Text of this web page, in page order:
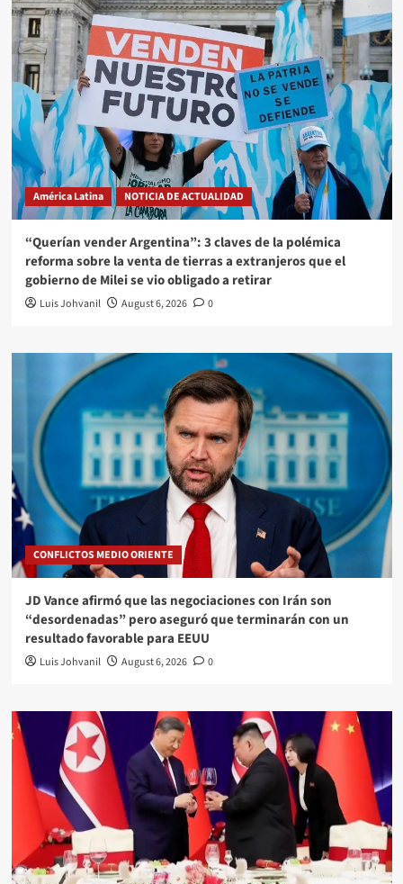
América Latina NOTICIA DE ACTUALIDAD
“Querían vender Argentina”: 3 claves de la polémica
reforma sobre la venta de tierras a extranjeros que el
gobierno de Milei se vio obligado a retirar
Luis Johvanil August 6, 2026 0
CONFLICTOS MEDIO ORIENTE
JD Vance afirmó que las negociaciones con Irán son
“desordenadas” pero aseguró que terminarán con un
resultado favorable para EEUU
Luis Johvanil August 6, 2026 0